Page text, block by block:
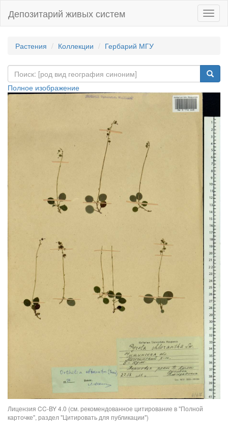
Депозитарий живых систем
Растения Коллекции Гербарий МГУ
Полное изображение
Лицензия CC-BY 4.0 (см. рекомендованное цитирование в "Полной
карточке", раздел "Цитировать для публикации")